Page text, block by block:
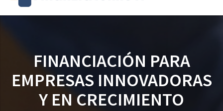
FINANCIACIÓN PARA
EMPRESAS INNOVADORAS
Y EN CRECIMIENTO